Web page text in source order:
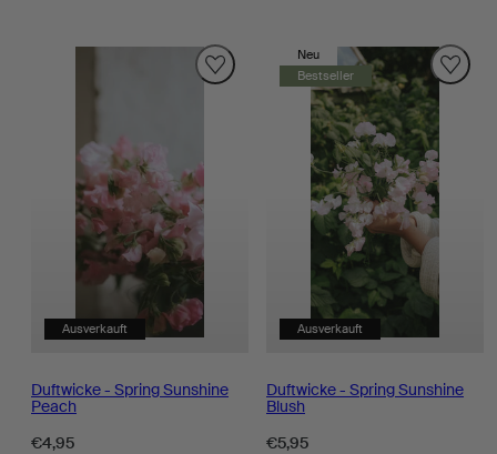
Ausverkauft
Duftwicke - Spring Sunshine
Peach
Regulärer
€4,95
Neu
Ausverkauft
Bestseller
Duftwicke - Spring Sunshine
Blush
Regulärer
€5,95